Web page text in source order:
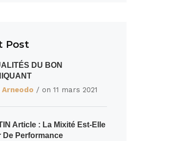
Post
DU BON
Arneodo / on 11 mars 2021
Article : La Mixité Est-Elle
De Performance